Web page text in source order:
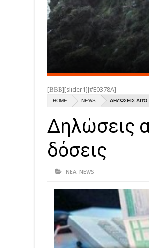
[ΒΒΒ][slider1][#E0378A]
HOME NEWS ΔΗΛΏΣΕΙΣ ΑΠΌ
Δηλώσεις
δόσεις
ΝΕΑ, NEWS